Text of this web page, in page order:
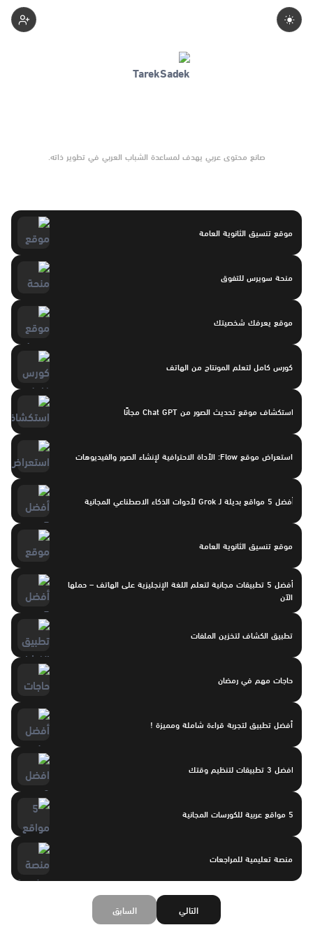
صانع محتوى عربي يهدف لمساعدة الشباب العربي في تطوير ذاته.
موقع تنسيق الثانوية العامة
منحة سويرس للتفوق
موقع يعرفك شخصيتك
كورس كامل لتعلم المونتاج من الهاتف
استكشاف موقع تحديث الصور من Chat GPT مجانًا
استعراض موقع Flow: الأداة الاحترافية لإنشاء الصور والفيديوهات
أفضل 5 مواقع بديلة لـ Grok لأدوات الذكاء الاصطناعي المجانية
موقع تنسيق الثانوية العامة
أفضل 5 تطبيقات مجانية لتعلم اللغة الإنجليزية على الهاتف – حملها
الآن
تطبيق الكشاف لتخزين الملفات
حاجات مهم في رمضان
أفضل تطبيق لتجربة قراءة شاملة ومميزة !
افضل 3 تطبيقات لتنظيم وقتك
5 مواقع عربية للكورسات المجانية
منصة تعليمية للمراجعات
السابق التالي